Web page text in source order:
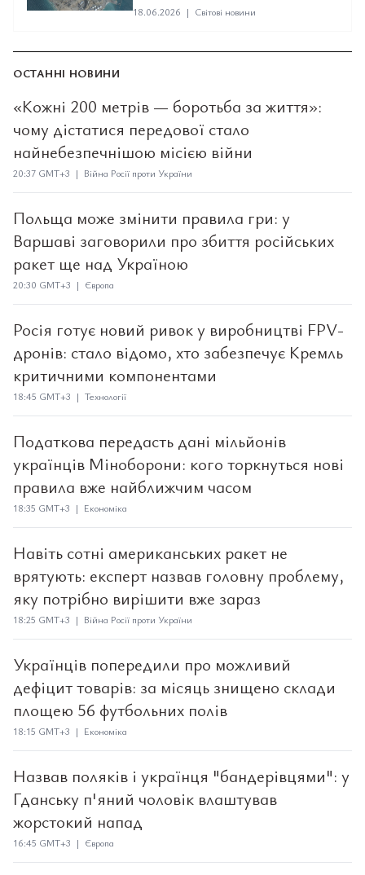
18.06.2026 | Світові новини
ОСТАННІ НОВИНИ
«Кожні 200 метрів — боротьба за життя»:
чому дістатися передової стало
найнебезпечнішою місією війни
20:37 GMT+3 | Війна Росії проти України
Польща може змінити правила гри: у
Варшаві заговорили про збиття російських
ракет ще над Україною
20:30 GMT+3 | Європа
Росія готує новий ривок у виробництві FPV-
дронів: стало відомо, хто забезпечує Кремль
критичними компонентами
18:45 GMT+3 | Технології
Податкова передасть дані мільйонів
українців Міноборони: кого торкнуться нові
правила вже найближчим часом
18:35 GMT+3 | Економіка
Навіть сотні американських ракет не
врятують: експерт назвав головну проблему,
яку потрібно вирішити вже зараз
18:25 GMT+3 | Війна Росії проти України
Українців попередили про можливий
дефіцит товарів: за місяць знищено склади
площею 56 футбольних полів
18:15 GMT+3 | Економіка
Назвав поляків і українця "бандерівцями": у
Гданську п'яний чоловік влаштував
жорстокий напад
16:45 GMT+3 | Європа